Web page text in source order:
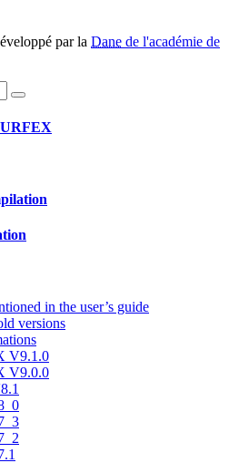
par la Dane de l'académie de
in the user’s guide
versions
V9.1.0
V9.0.0